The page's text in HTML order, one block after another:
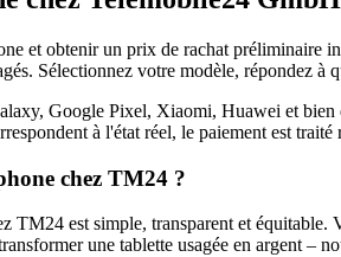
et obtenir un prix de rachat préliminaire
Sélectionnez votre modèle, répondez
Google Pixel, Xiaomi, Huawei et
à l'état réel, le paiement est
chez TM24 ?
TM24 est simple, transparent et
une tablette usagée en argent –